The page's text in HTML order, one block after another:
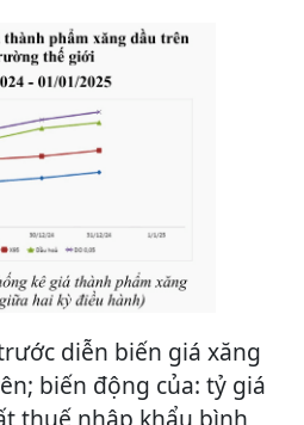
diễn biến giá xăng
biến động của: tỷ giá